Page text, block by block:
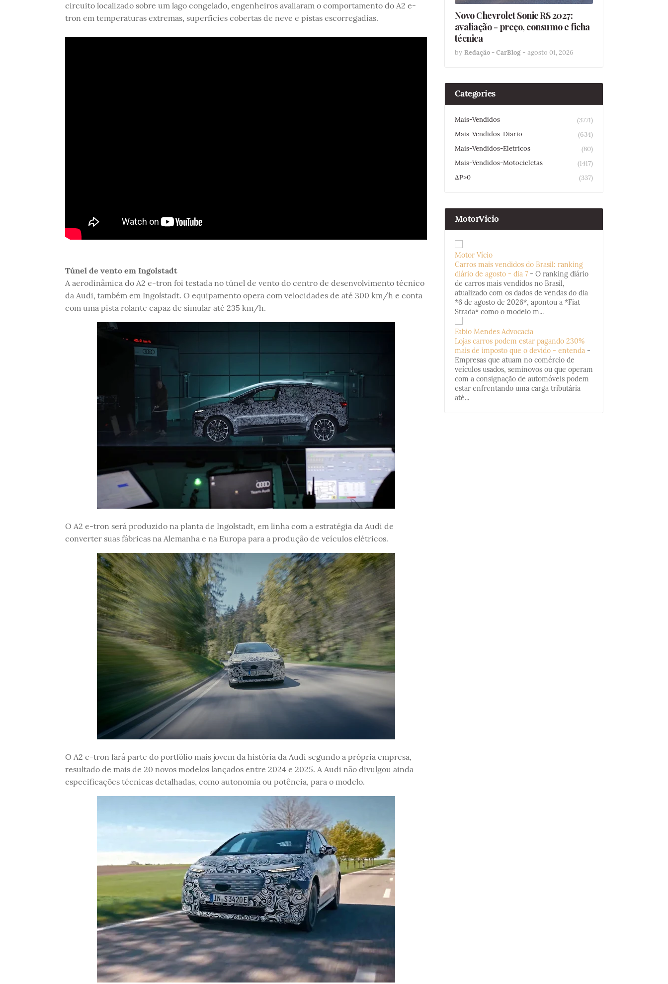
circuito localizado sobre um lago congelado, engenheiros avaliaram o comportamento do A2 e-
tron em temperaturas extremas, superfícies cobertas de neve e pistas escorregadias.
Túnel de vento em Ingolstadt
A aerodinâmica do A2 e-tron foi testada no túnel de vento do centro de desenvolvimento técnico
da Audi, também em Ingolstadt. O equipamento opera com velocidades de até 300 km/h e conta
com uma pista rolante capaz de simular até 235 km/h.
O A2 e-tron será produzido na planta de Ingolstadt, em linha com a estratégia da Audi de
converter suas fábricas na Alemanha e na Europa para a produção de veículos elétricos.
O A2 e-tron fará parte do portfólio mais jovem da história da Audi segundo a própria empresa,
resultado de mais de 20 novos modelos lançados entre 2024 e 2025. A Audi não divulgou ainda
especificações técnicas detalhadas, como autonomia ou potência, para o modelo.
Novo Chevrolet Sonic RS 2027:
avaliação - preço, consumo e ficha
técnica
by Redação - CarBlog - agosto 01, 2026
Categories
Mais-Vendidos
(3771)
Mais-Vendidos-Diario
(634)
Mais-Vendidos-Eletricos
(80)
Mais-Vendidos-Motocicletas
(1417)
ΔP>0
(337)
MotorVicio
Motor Vício
Carros mais vendidos do Brasil: ranking
diário de agosto - dia 7 - O ranking diário
de carros mais vendidos no Brasil,
atualizado com os dados de vendas do dia
*6 de agosto de 2026*, apontou a *Fiat
Strada* como o modelo m...
Fabio Mendes Advocacia
Lojas carros podem estar pagando 230%
mais de imposto que o devido - entenda -
Empresas que atuam no comércio de
veículos usados, seminovos ou que operam
com a consignação de automóveis podem
estar enfrentando uma carga tributária
até...